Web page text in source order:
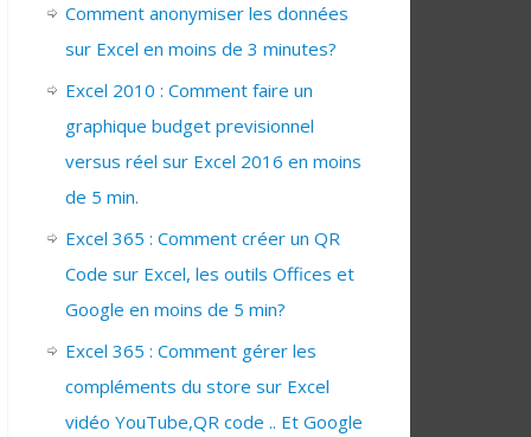
Comment anonymiser les données
sur Excel en moins de 3 minutes?
Excel 2010 : Comment faire un
graphique budget previsionnel
versus réel sur Excel 2016 en moins
de 5 min.
Excel 365 : Comment créer un QR
Code sur Excel, les outils Offices et
Google en moins de 5 min?
Excel 365 : Comment gérer les
compléments du store sur Excel
vidéo YouTube,QR code .. Et Google